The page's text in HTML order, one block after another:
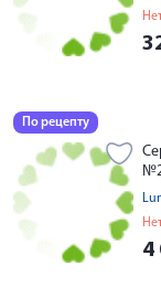
По рецепту
4